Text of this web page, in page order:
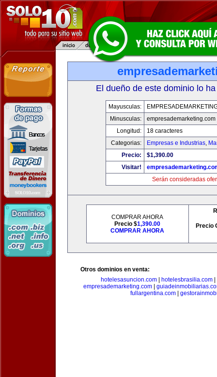
El dueño de este dominio lo
Mayusculas:
Minusculas:
empresademarketing.com
Longitud:
18 caracteres
Categorias:
Empresas e Industrias,
Precio:
$1,390.00
Visitar!
Serán consideradas
COMPRAR AHORA
Precio $1,390.00
COMPRAR AHORA
Precio
Otros dominios en venta:
hotelesasuncion.com| hotelesbrasilia.com|
empresademarketing.com|
fullargentina.com